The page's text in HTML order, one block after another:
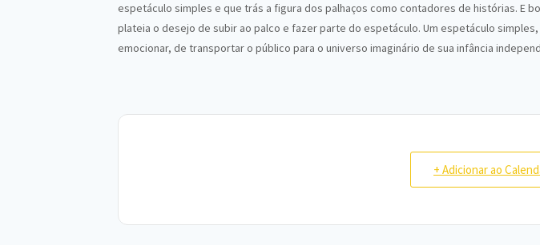
espetáculo simples e que trás a figura dos palhaços como contadores de histórias. E
plateia o desejo de subir ao palco e fazer parte do espetáculo. Um espetáculo
emocionar, de transportar o público para o universo imaginário de sua infância
+ Adicionar ao